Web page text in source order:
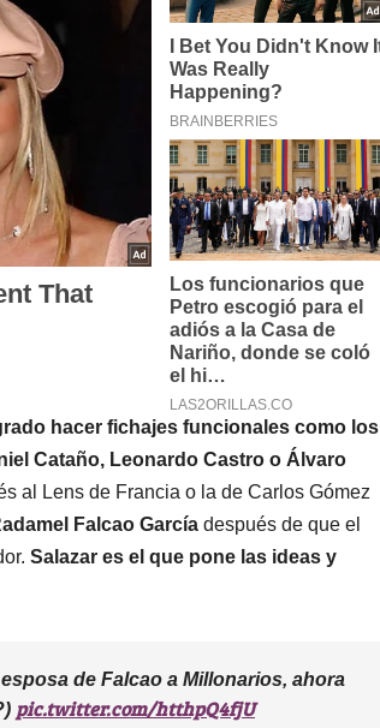
hacer fichajes funcionales como los
Cataño, Leonardo Castro o Álvaro
al Lens de Francia o la de Carlos Gómez
Falcao García después de que el
Salazar es el que pone las ideas y
de Falcao a Millonarios, ahora
pic.twitter.com/htthpQ4fjU